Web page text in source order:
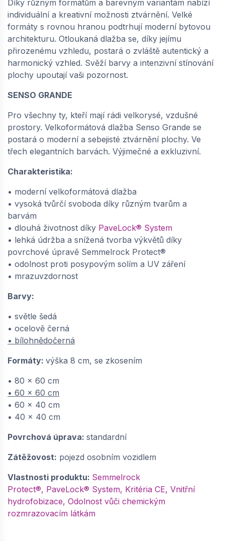
dodání do cca 6 týdnů
725,10Kč / m2
− +
SEMMELROCK SENSO GRANDE /
Semmelrock Protect - bílohnědočerná |
648696743
dodání do cca 6 týdnů
725,10Kč / m2
SEMMELROCK SENSO GRANDE /
velkoformátová dlažba 80x60x8 cm,
Semmelrock Protect - bílohnědočerná |
648696740
dodání do cca 6 týdnů
Díky různým formátům a barevným variantám nabízí
individuální a kreativní možnosti ztvárnění. Velké
formáty s rovnou hranou podtrhují moderní bytovou
architekturu. Otloukaná dlažba se, díky jejímu
přirozenému vzhledu, postará o zvláště autentický a
harmonický vzhled. Svěží barvy a intenzivní stínování
plochy upoutají vaši pozornost.
SENSO GRANDE
Pro všechny ty, kteří mají rádi velkorysé, vzdušné
prostory. Velkoformátová dlažba Senso Grande se
postará o moderní a sebejisté ztvárnění plochy. Ve
třech elegantních barvách. Výjimečné a exkluzivní.
Charakteristika:
• moderní velkoformátová dlažba
• vysoká tvůrčí svoboda díky různým tvarům a
barvám
• dlouhá životnost díky PaveLock® System
• lehká údržba a snížená tvorba výkvětů díky
povrchové úpravě Semmelrock Protect®
• odolnost proti posypovým solím a UV záření
• mrazuvzdornost
Barvy:
• světle šedá
• ocelově černá
• bílohnědočerná
Formáty: výška 8 cm, se zkosením
• 80 x 60 cm
• 60 x 60 cm
• 60 x 40 cm
• 40 x 40 cm
Povrchová úprava: standardní
Zátěžovost: pojezd osobním vozidlem
Vlastnosti produktu: Semmelrock
Protect®, PaveLock® System, Kritéria CE, Vnitřní
hydrofobizace, Odolnost vůči chemickým
rozmrazovacím látkám